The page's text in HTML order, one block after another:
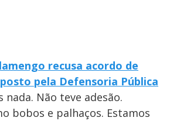
recusa acordo de
pela Defensoria Pública
Não teve adesão.
bobos e palhaços. Estamos